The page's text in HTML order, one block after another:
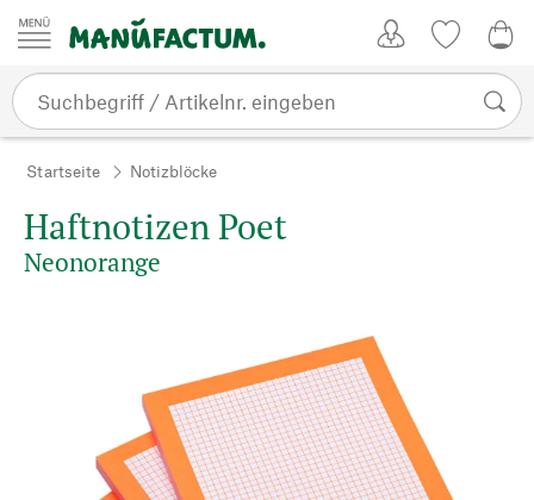
Zum Inhalt springen
Startseite Notizblöcke
Haftnotizen Poet
Neonorange